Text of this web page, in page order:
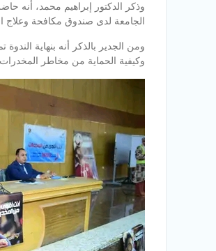
وذكر الدكتور إبراهيم محمد، أنه
الجامعة لدى صندوق مكافحة وعلاج
ومن الجدير بالذكر أنه بنهاية
وكيفية الحماية من مخاطر